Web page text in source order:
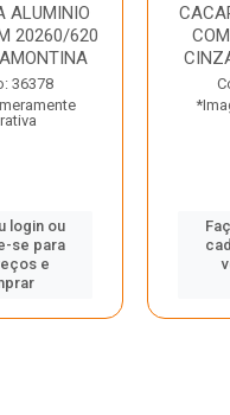
ALUMINIO
20260/620
36378
login ou
se para
e